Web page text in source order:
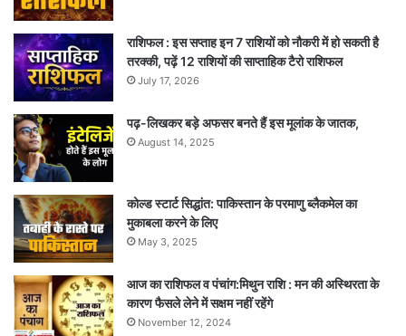
राशिफल : इस सप्ताह इन 7 राशियों को नौकरी में हो सकती है
तरक्की, पढ़ें 12 राशियों की साप्ताहिक टैरो राशिफल
July 17, 2026
पढ़-लिखकर बड़े अफसर बनते हैं इस मूलांक के जातक,
August 14, 2025
कोल्ड स्टार्ट सिद्धांत: पाकिस्तान के परमाणु ब्लैकमेल का
मुकाबला करने के लिए
May 3, 2025
आज का राशिफल व पंचांग:मिथुन राशि : मन की अस्थिरता के
कारण फैसले लेने में सक्षम नहीं रहेंगे
November 12, 2024